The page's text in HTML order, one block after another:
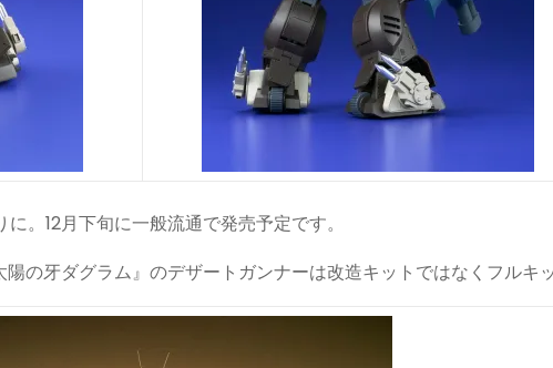
。12月下旬に一般流通で発売予定です。
の牙ダグラム』のデザートガンナーは改造キットではなくフルキ